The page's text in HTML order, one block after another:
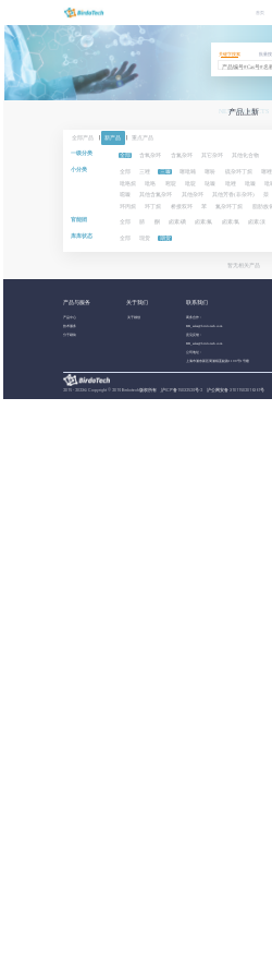
首页
关键字搜索
批量搜
NEW PRODUCTS
产品上新
全部产品 新产品 重点产品
一级分类 全部 含氧杂环 含氮杂环 其它杂环 其他化合物
小分类 全部 三唑 三嗪 硫杂环丁烷 噻
吡咯烷 吡咯 哒嗪 吡唑
噁嗪 其他含氮杂环 其他杂环 其他芳香(非杂环)
环丙烷 环丁烷 桥接双环 苯 氮杂环丁烷 脂肪族
官能团 全部 腈 酮 卤素:碘 卤素:氟 卤素:氯 卤素:溴
库库状态 全部 现货 期货
暂无相关产品
产品与服务 关于我们 联系我们
产品中心
技术服务
分子砌块
关于都创
商务合作：
BB_sales@birdotech.com
意见反馈：
BB_sales@birdotech.com
公司地址：
上海市浦东新区周浦镇蓝靛路1199号1号楼
2015 - 2023© Copyright © 2019 Birdotech版权所有 , 沪ICP备15032529号-2 沪公网安备 31011502016361号